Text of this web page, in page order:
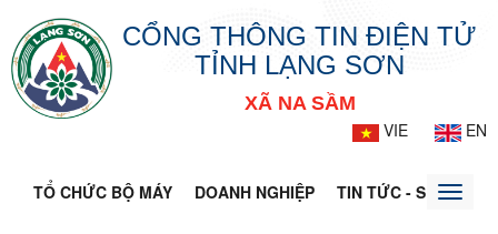
CỔNG THÔNG TIN ĐIỆN TỬ
TỈNH LẠNG SƠN
XÃ NA SẦM
VIE
EN
TỔ CHỨC BỘ MÁY DOANH NGHIỆP TIN TỨC - SỰ KIỆNToggle